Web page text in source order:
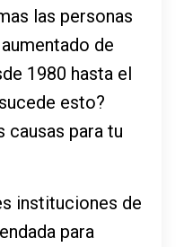
las personas
de
1980 hasta el
esto?
para tu
instituciones de
para